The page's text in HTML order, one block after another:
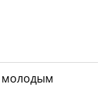
молодым